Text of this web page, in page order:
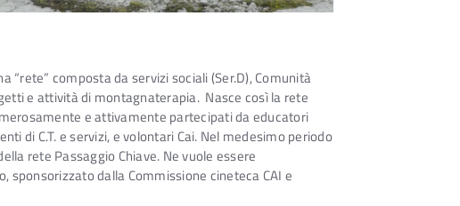
“rete” composta da servizi sociali (Ser.D), Comunità
e attività di montagnaterapia. Nasce così la rete
e attivamente partecipati da educatori
di C.T. e servizi, e volontari Cai. Nel medesimo periodo
rete Passaggio Chiave. Ne vuole essere
sponsorizzato dalla Commissione cineteca CAI e